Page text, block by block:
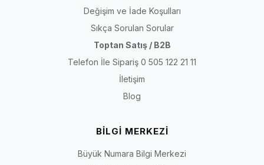
Değişim ve İade Koşulları
Sıkça Sorulan Sorular
Toptan Satış / B2B
Telefon İle Sipariş 0 505 122 21 11
İletişim
Blog
BİLGİ MERKEZİ
Büyük Numara Bilgi Merkezi